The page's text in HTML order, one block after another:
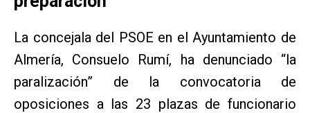
La concejala del PSOE en el Ayuntamiento de
Almería, Consuelo Rumí, ha denunciado “la
paralización” de la convocatoria de
oposiciones a las 23 plazas de funcionario